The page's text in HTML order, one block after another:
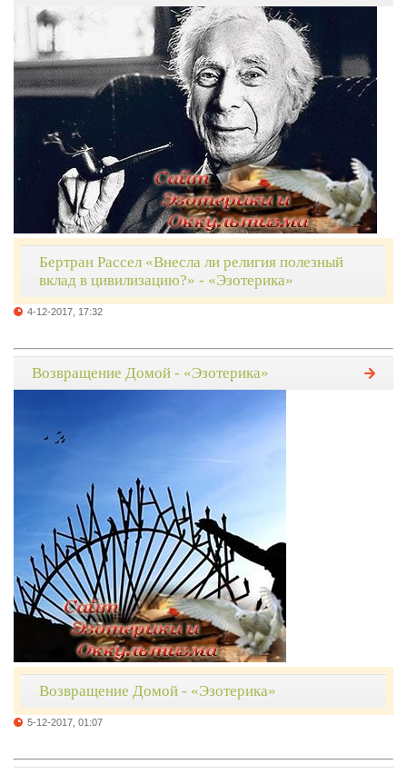
Бертран Рассел «Внесла ли религия полезный
вклад в цивилизацию?» - «Эзотерика»
4-12-2017, 17:32
Возвращение Домой - «Эзотерика»
Возвращение Домой - «Эзотерика»
5-12-2017, 01:07